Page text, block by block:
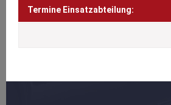
Termine Einsatzabteilung: